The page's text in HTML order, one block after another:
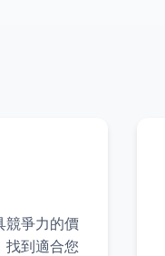
競爭力的價
找到適合您